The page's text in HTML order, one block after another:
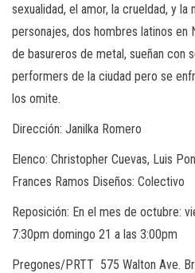
sexualidad, el amor, la crueldad, y
personajes, dos hombres latinos en
de basureros de metal, sueñan con
performers de la ciudad pero se
los omite.
Dirección: Janilka Romero
Elenco: Christopher Cuevas, Luis
Frances Ramos Diseños: Colectivo
Reposición: En el mes de octubre:
7:30pm domingo 21 a las 3:00pm
Pregones/PRTT 575 Walton Ave.